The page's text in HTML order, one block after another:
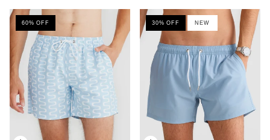
60% OFF 30% OFF NEW